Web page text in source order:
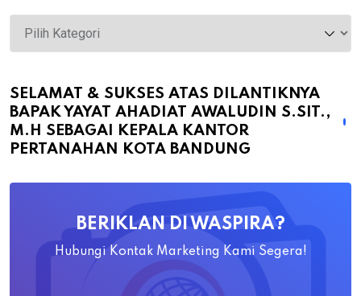
Selamat
&
atas
Dilantiknya
Bapak
Ahadiat
SELAMAT & SUKSES ATAS DILANTIKNYA
BAPAK YAYAT AHADIAT AWALUDIN S.SIT.,
M.H SEBAGAI KEPALA KANTOR
PERTANAHAN KOTA BANDUNG
BERIKLAN DI WASPIRA?
Hubungi Kontak Marketing Kami Segera!